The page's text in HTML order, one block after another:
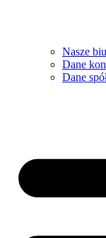
Nasze
Dane
Dane